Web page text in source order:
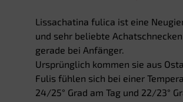
Lissachatina fulica ist eine
und sehr beliebte
gerade bei Anfänger.
Ursprünglich kommen sie aus
Fulis fühlen sich bei einer
24/25° Grad am Tag und 22/23°